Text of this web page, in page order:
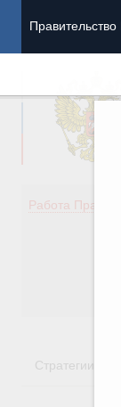
Правительство
Работа
Стратегии